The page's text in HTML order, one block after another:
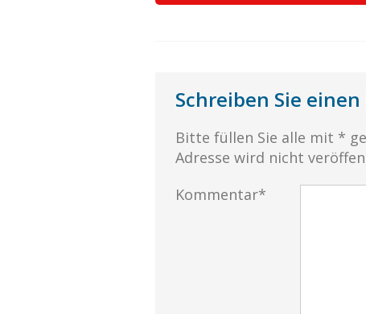
Schreiben Sie
Bitte füllen Sie alle mit *
Adresse wird nicht
Kommentar*